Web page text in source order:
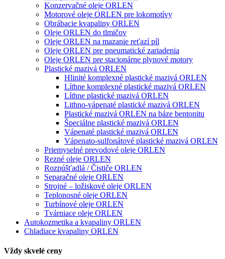
Konzervačné oleje ORLEN
Motorové oleje ORLEN pre lokomotívy
Obrábacie kvapaliny ORLEN
Oleje ORLEN do tlmičov
Oleje ORLEN na mazanie reťazí píl
Oleje ORLEN pre pneumatické zariadenia
Oleje ORLEN pre stacionárne plynové motory
Plastické mazivá ORLEN
Hlinité komplexné plastické mazivá ORLEN
Líthne komplexné plastické mazivá ORLEN
Líthne plastické mazivá ORLEN
Lithno-vápenaté plastické mazivá ORLEN
Plastické mazivá ORLEN na báze bentonitu
Špeciálne plastické mazivá ORLEN
Vápenaté plastické mazivá ORLEN
Vápenato-sulfonátové plastické mazivá ORLEN
Priemyselné prevodové oleje ORLEN
Rezné oleje ORLEN
Rozpúšťadlá / Čističe ORLEN
Separačné oleje ORLEN
Strojné – ložiskové oleje ORLEN
Teplonosné oleje ORLEN
Turbínové oleje ORLEN
Tvárniace oleje ORLEN
Autokozmetika a kvapaliny ORLEN
Chladiace kvapaliny ORLEN
Vždy skvelé ceny